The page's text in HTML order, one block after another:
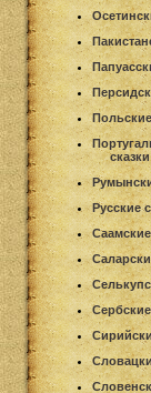
сказки
Русские